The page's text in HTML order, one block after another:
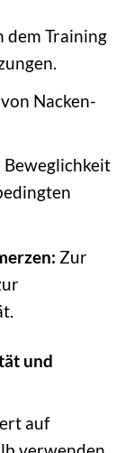
dem Training
Nacken-
Beweglichkeit
Zur
und
auf